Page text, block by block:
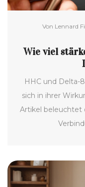
Von Lennard
Wie viel
HHC und Delta-
sich in ihrer
Artikel beleuchtet